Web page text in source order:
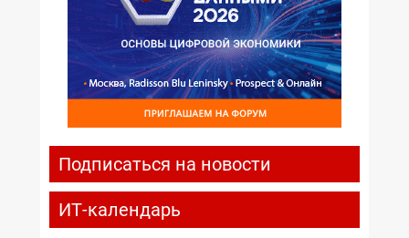
Подписаться на новости
ИТ-календарь